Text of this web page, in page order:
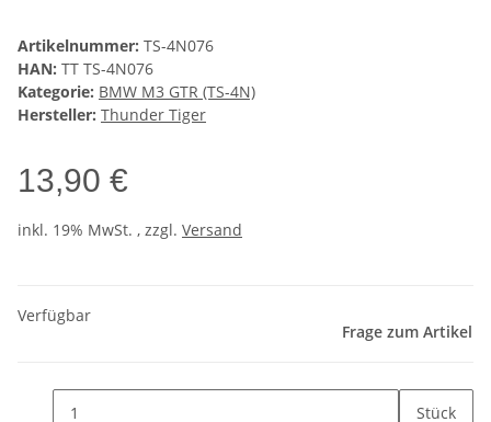
Artikelnummer: TS-4N076
HAN: TT TS-4N076
Kategorie: BMW M3 GTR (TS-4N)
Hersteller: Thunder Tiger
13,90 €
inkl. 19% MwSt. , zzgl. Versand
Verfügbar
Frage zum Artikel
Stück